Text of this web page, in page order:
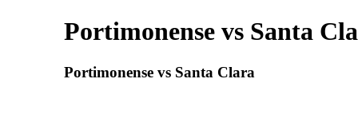
Portimonense vs Santa
Portimonense vs Santa Clara